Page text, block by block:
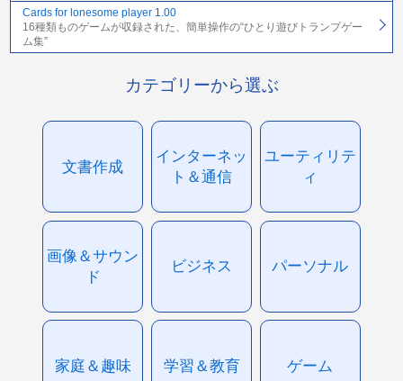
Cards for lonesome player 1.00
16種類ものゲームが収録された、簡単操作の“ひとり遊びトランプゲー
ム集”
カテゴリーから選ぶ
文書作成
インターネッ
ト＆通信
ユーティリテ
ィ
画像＆サウン
ド
ビジネス パーソナル
家庭＆趣味 学習＆教育 ゲーム